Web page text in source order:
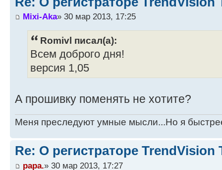
Mixi-Aka» 30 мар 2013, 17:25
Romivl писал(а):
Всем доброго дня!
версия 1,05
А прошивку поменять не хотите?
Меня преследуют умные мысли...Но я
Re: О регистраторе TrendVision
papa.» 30 мар 2013, 17:27